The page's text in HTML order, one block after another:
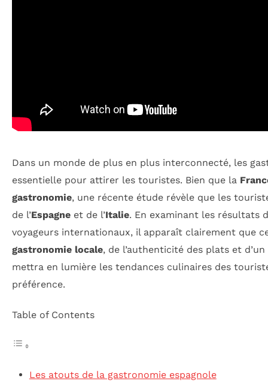
Dans un monde de plus en plus interconnecté, les
essentielle pour attirer les touristes. Bien que la
gastronomie, une récente étude révèle que les
de l’Espagne et de l’Italie. En examinant les résultats
voyageurs internationaux, il apparaît clairement que
gastronomie locale, de l’authenticité des plats et
mettra en lumière les tendances culinaires des
préférence.
Table of Contents
Les atouts de la gastronomie espagnole